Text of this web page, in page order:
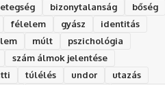
bizonytalanság
bőség
félelem gyász
identitás
múlt
pszichológia
szám álmok jelentése
túlélés undor
utazás